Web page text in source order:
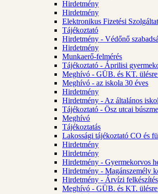
Hirdetmény
Hirdetmény
Elektronikus Fizetési
Tájékoztató
Hirdetmény - Védőnő
Hirdetmény
Munkaerő-felmérés
Tájékoztató - Áprilisi
Meghívó - GÜB. és KT.
Meghívó - az iskola 30 éves
Hirdetmény
Hirdetmény - Az általános
Tájékoztató - Ösz utcai
Meghívó
Tájékoztatás
Lakossági tájékoztató CO és
Hirdetmény
Hirdetmény
Hirdetmény - Gyermekorvos
Hirdetmény - Magánszemély
Hirdetmény - Árvízi felkészítés
Meghívó - GÜB. és KT.